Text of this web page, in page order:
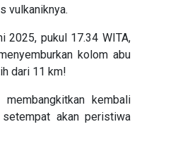
vulkaniknya.
2025, pukul 17.34 WITA,
kolom abu
dari 11 km!
kembali
setempat akan peristiwa